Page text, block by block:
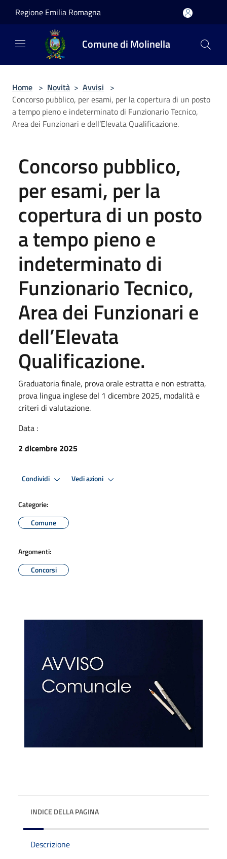
Regione Emilia Romagna
Comune di Molinella
Home > Novità > Avvisi >
Concorso pubblico, per esami, per la copertura di un posto
a tempo pieno e indeterminato di Funzionario Tecnico,
Area dei Funzionari e dell’Elevata Qualificazione.
Concorso pubblico,
per esami, per la
copertura di un posto
a tempo pieno e
indeterminato di
Funzionario Tecnico,
Area dei Funzionari e
dell’Elevata
Qualificazione.
Graduatoria finale, prova orale estratta e non estratta,
prova lingua inglese del 1 dicembre 2025, modalità e
criteri di valutazione.
Data :
2 dicembre 2025
Condividi Vedi azioni
Categorie:
Comune
Argomenti:
Concorsi
INDICE DELLA PAGINA
Descrizione